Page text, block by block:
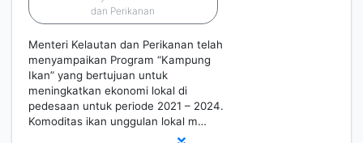
dan Perikanan
Menteri Kelautan dan Perikanan telah
menyampaikan Program “Kampung
Ikan” yang bertujuan untuk
meningkatkan ekonomi lokal di
pedesaan untuk periode 2021 – 2024.
Komoditas ikan unggulan lokal m…